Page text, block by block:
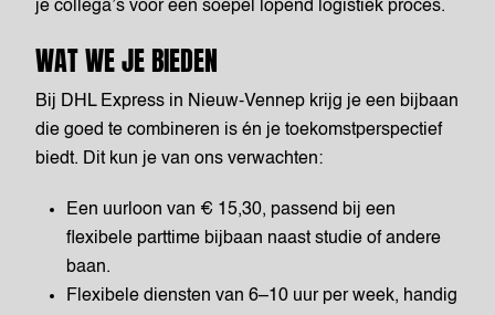
je collega’s voor een soepel lopend logistiek proces.
WAT WE JE BIEDEN
Bij DHL Express in Nieuw-Vennep krijg je een bijbaan
die goed te combineren is én je toekomstperspectief
biedt. Dit kun je van ons verwachten:
Een uurloon van € 15,30, passend bij een
flexibele parttime bijbaan naast studie of andere
baan.
Flexibele diensten van 6–10 uur per week, handig